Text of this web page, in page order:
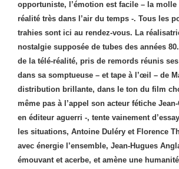
opportuniste, l’émotion est facile – la
réalité très dans l’air du temps -. Tous les
trahies sont ici au rendez-vous. La
nostalgie supposée de tubes des années
de la télé-réalité, pris de remords réunis
dans sa somptueuse – et tape à l’œil – de
distribution brillante, dans le ton du film
même pas à l’appel son acteur fétiche
en éditeur aguerri -, tente vainement
les situations, Antoine Duléry et Florence
avec énergie l’ensemble, Jean-Hugues
émouvant et acerbe, et amène une